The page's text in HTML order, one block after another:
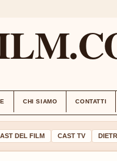
CHI SIAMO CONTATTI
DEL FILM CAST TV